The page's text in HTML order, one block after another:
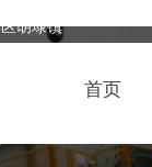
胡埭镇
首页